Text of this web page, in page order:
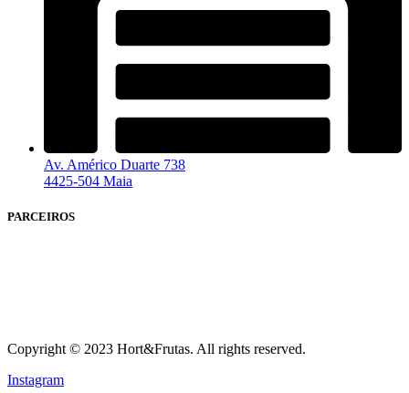
Av. Américo Duarte 738
4425-504 Maia
PARCEIROS
Copyright © 2023 Hort&Frutas. All rights reserved.
Instagram